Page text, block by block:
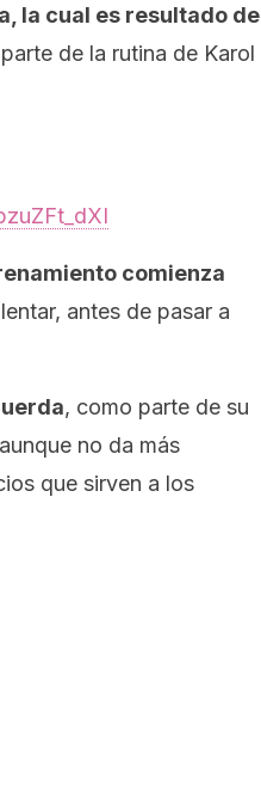
la cual es resultado de
de la rutina de Karol
comienza
antes de pasar a
, como parte de su
no da más
que sirven a los